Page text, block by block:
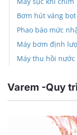
Bơm hút váng
Phao báo mức
Máy bơm định
Máy thu hồi nước
Varem -Quy